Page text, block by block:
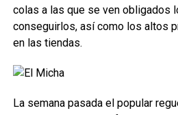
colas a las que se ven obligados
conseguirlos, así como los altos
en las tiendas.
La semana pasada el popular